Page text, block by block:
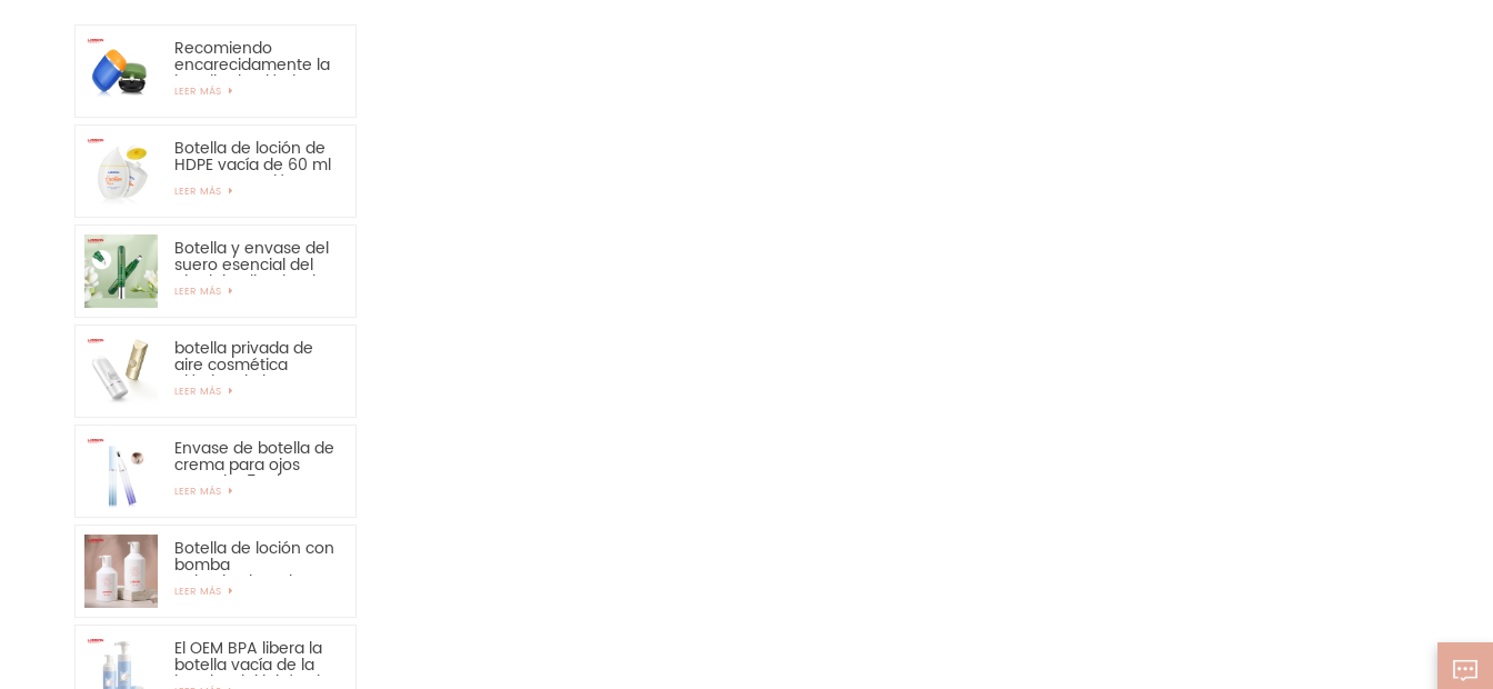
Recomiendo
encarecidamente la
botella de plástico
ovalada de la
30ml 50ml
LEER MÁS
Botella de loción de
HDPE vacía de 60 ml
para protección
solar: muy
LEER MÁS
Botella y envase del
suero esencial del
ojo del aplicador de
la aleación del cinc
LEER MÁS
botella privada de
aire cosmética
plástica de la crema
de manos de la
50ml
LEER MÁS
Envase de botella de
crema para ojos
PETG de 15 ml con
aplicador de
LEER MÁS
Botella de loción con
bomba
pulverizadora de
300ml y 350ml para
LEER MÁS
El OEM BPA libera la
botella vacía de la
bomba del jabón de